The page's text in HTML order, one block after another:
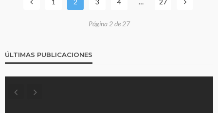
Página 2 de 27
ÚLTIMAS PUBLICACIONES